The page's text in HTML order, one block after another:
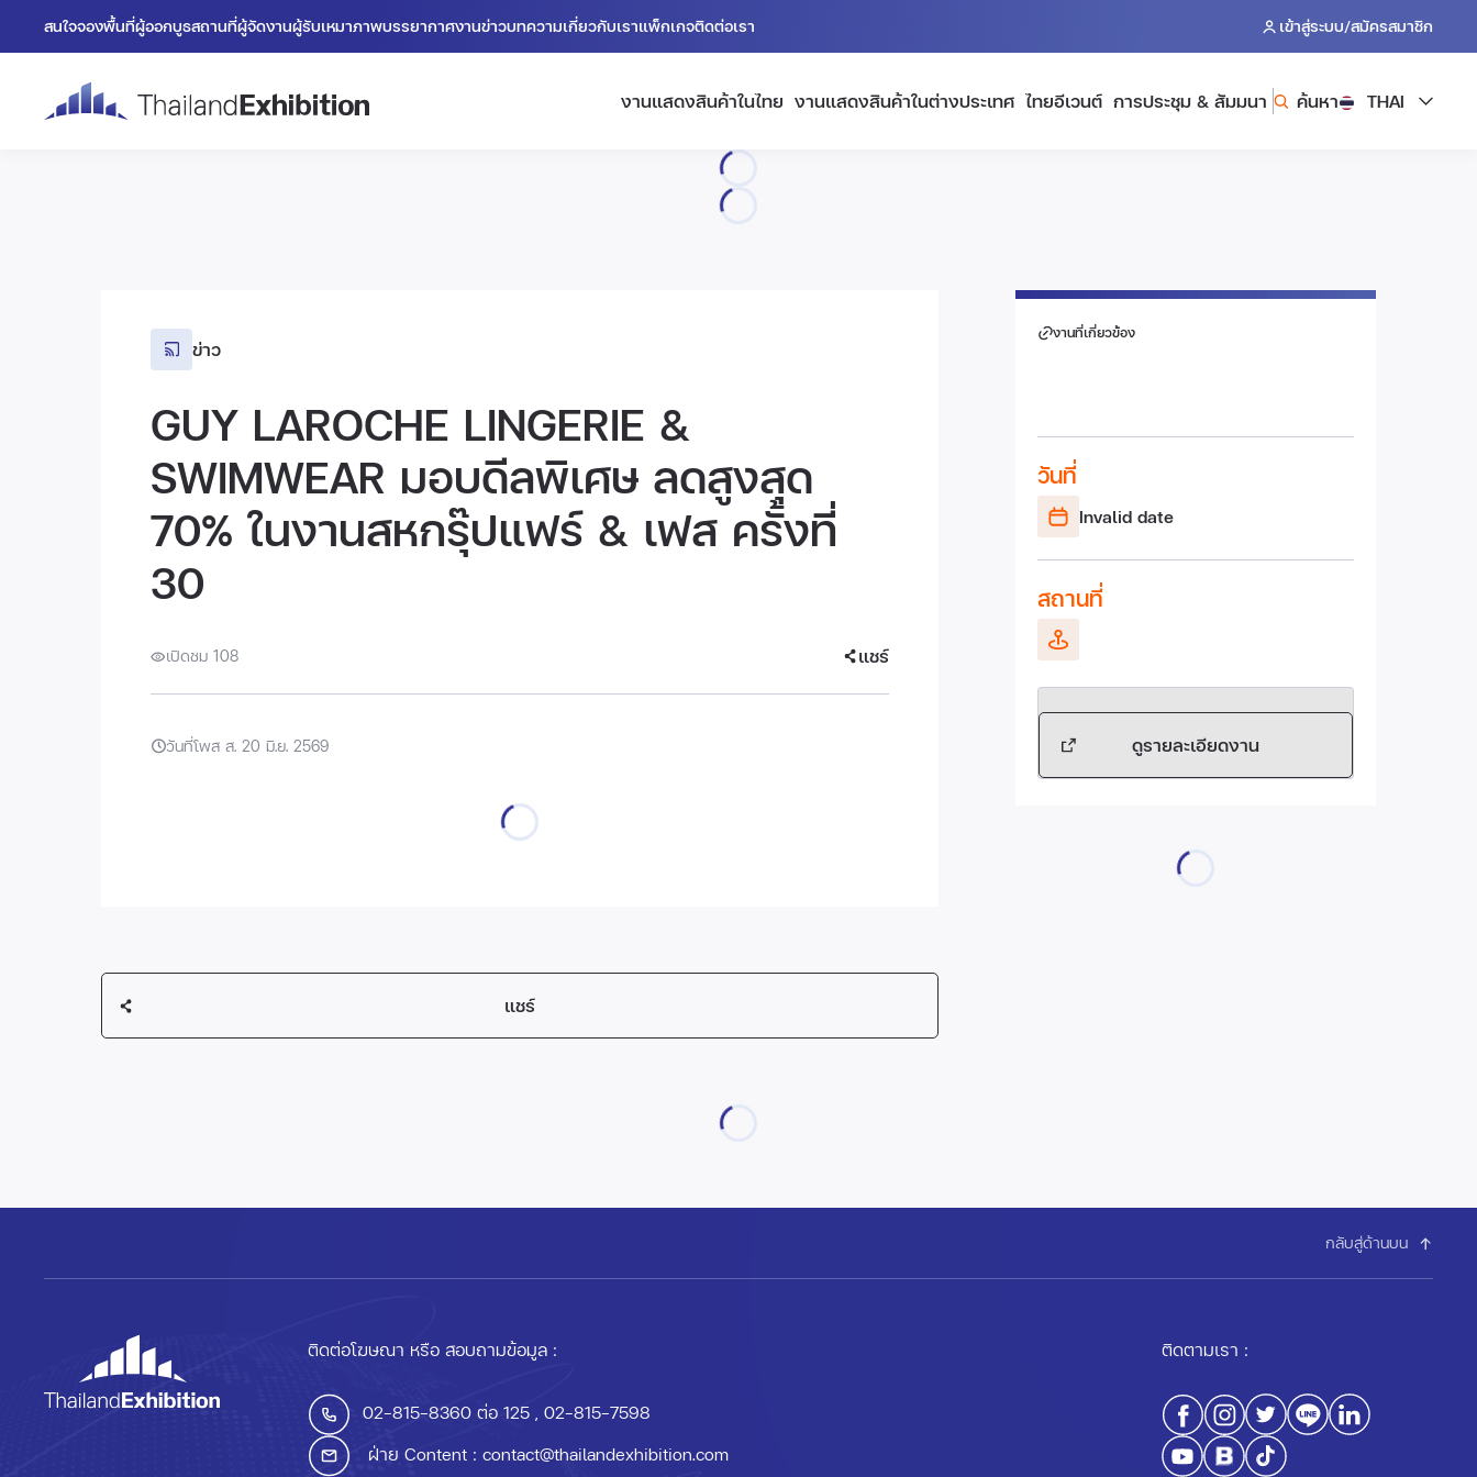
สนใจจองพื้นที่ผู้ออกบูธสถานที่ผู้จัดงานผู้รับเหมาภาพบรรยากาศงานข่าวบทความเกี่ยวกับเราแพ็กเกจติดต่อเรา เข้าสู่ระบบ/สมัครสมาชิก
งานแสดงสินค้าในไทย งานแสดงสินค้าในต่างประเทศ ไทยอีเวนต์ การประชุม & สัมมนา ค้นหา THAI
ข่าว
GUY LAROCHE LINGERIE &
SWIMWEAR มอบดีลพิเศษ ลดสูงสุด
70% ในงานสหกรุ๊ปแฟร์ & เฟส ครั้งที่
30
เปิดชม 108 แชร์
วันที่โพส ส. 20 มิ.ย. 2569
แชร์
งานที่เกี่ยวข้อง
วันที่
Invalid date
สถานที่
ดูรายละเอียดงาน
กลับสู่ด้านบน
ติดต่อโฆษณา หรือ สอบถามข้อมูล :
02-815-8360 ต่อ 125 , 02-815-7598
ฝ่าย Content : contact@thailandexhibition.com
ติดตามเรา :